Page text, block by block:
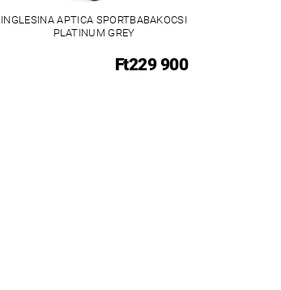
INGLESINA APTICA SPORTBABAKOCSI
PLATINUM GREY
Ft229 900